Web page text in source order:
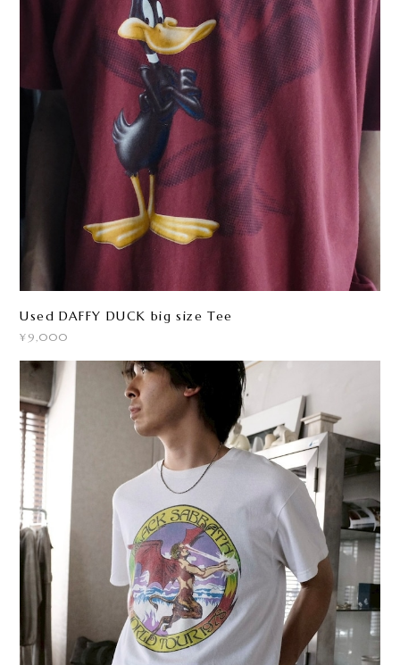
Used DAFFY DUCK big size Tee
¥9,000